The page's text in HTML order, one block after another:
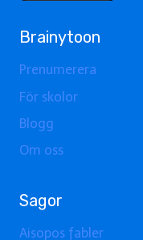
Brainytoon
Prenumerera
För skolor
Blogg
Om oss
Sagor
Aisopos fabler